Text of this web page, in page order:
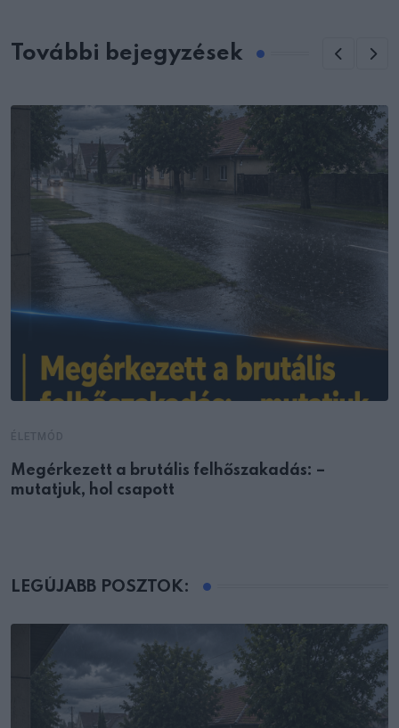
További bejegyzések
Megérkezett a brutális felhőszakadás: –
mutatjuk, hol csapott
LEGÚJABB POSZTOK: